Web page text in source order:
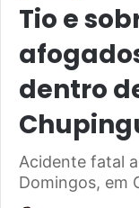
Tio e
dentro
Acidente fatal
Domingos, em